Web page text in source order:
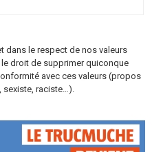
dans le respect de nos valeurs
droit de supprimer quiconque
avec ces valeurs (propos
sexiste, raciste…).